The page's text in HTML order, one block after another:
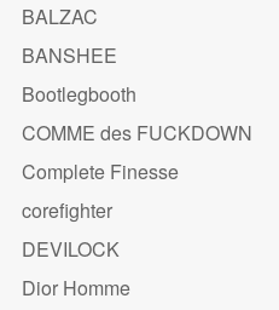
BALZAC
BANSHEE
Bootlegbooth
COMME des FUCKDOWN
Complete Finesse
corefighter
DEVILOCK
Dior Homme